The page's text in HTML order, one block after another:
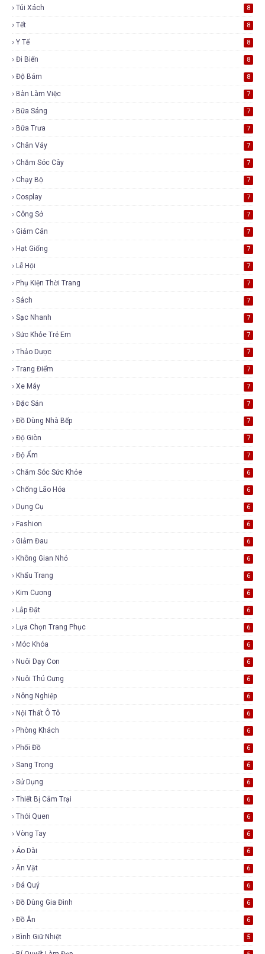
Túi Xách 8
Tết 8
Y Tế 8
Đi Biển 8
Độ Bám 8
Bàn Làm Việc 7
Bữa Sáng 7
Bữa Trưa 7
Chân Váy 7
Chăm Sóc Cây 7
Chạy Bộ 7
Cosplay 7
Công Sở 7
Giảm Cân 7
Hạt Giống 7
Lễ Hội 7
Phụ Kiện Thời Trang 7
Sách 7
Sạc Nhanh 7
Sức Khỏe Trẻ Em 7
Thảo Dược 7
Trang Điểm 7
Xe Máy 7
Đặc Sản 7
Đồ Dùng Nhà Bếp 7
Độ Giòn 7
Độ Ẩm 7
Chăm Sóc Sức Khỏe 6
Chống Lão Hóa 6
Dụng Cụ 6
Fashion 6
Giảm Đau 6
Không Gian Nhỏ 6
Khẩu Trang 6
Kim Cương 6
Lắp Đặt 6
Lựa Chọn Trang Phục 6
Móc Khóa 6
Nuôi Dạy Con 6
Nuôi Thú Cưng 6
Nông Nghiệp 6
Nội Thất Ô Tô 6
Phòng Khách 6
Phối Đồ 6
Sang Trọng 6
Sử Dụng 6
Thiết Bị Cắm Trại 6
Thói Quen 6
Vòng Tay 6
Áo Dài 6
Ăn Vặt 6
Đá Quý 6
Đồ Dùng Gia Đình 6
Đồ Ăn 6
Bình Giữ Nhiệt 5